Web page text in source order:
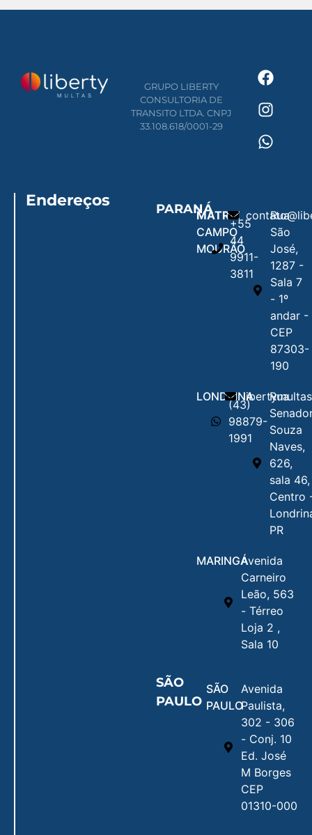
GRUPO LIBERTY
CONSULTORIA DE
TRANSITO LTDA. CNPJ
33.108.618/0001-29
Endereços PARANÁMATRIZ
CAMPO
MOURÃO
+55
44
9911-
3811
Rua
São
José,
1287 -
Sala 7
- 1º
andar -
CEP
87303-
190
LONDRINA
(43)
98879-
1991
Rua
Souza
Naves,
626,
sala 46,
Centro
PR
MARINGÁAvenida
Carneiro
Leão, 563
- Térreo
Loja 2 ,
Sala 10
SÃO
PAULO
SÃO
PAULO
Avenida
Paulista,
302 - 306
- Conj. 10
Ed. José
M Borges
CEP
01310-000